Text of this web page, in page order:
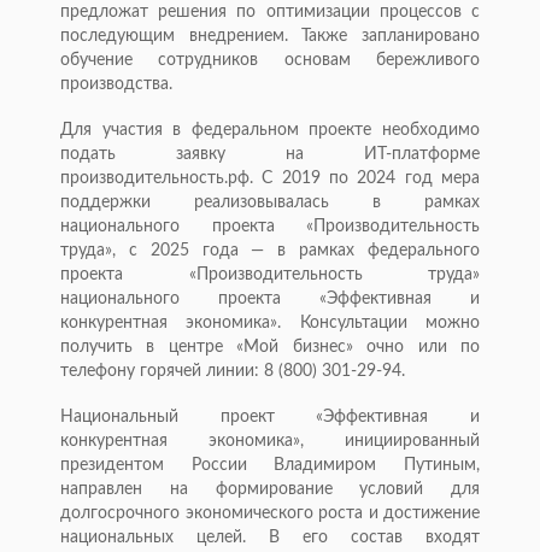
предложат решения по оптимизации процессов с
последующим внедрением. Также запланировано
обучение сотрудников основам бережливого
производства.
Для участия в федеральном проекте необходимо
подать заявку на ИТ-платформе
производительность.рф. С 2019 по 2024 год мера
поддержки реализовывалась в рамках
национального проекта «Производительность
труда», с 2025 года — в рамках федерального
проекта «Производительность труда»
национального проекта «Эффективная и
конкурентная экономика». Консультации можно
получить в центре «Мой бизнес» очно или по
телефону горячей линии: 8 (800) 301-29-94.
Национальный проект «Эффективная и
конкурентная экономика», инициированный
президентом России Владимиром Путиным,
направлен на формирование условий для
долгосрочного экономического роста и достижение
национальных целей. В его состав входят